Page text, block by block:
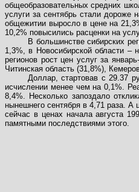
общеобразовательных средних
услуги за сентябрь стали дороже
общежитии выросло в цене на
10,2% повысились расценки на
В большинстве сибирских
1,3%, в Новосибирской области
регионов рост цен услуг за
Читинская область (31,8%),
Доллар, стартовав с 29.37
исчислении менее чем на 0,1%.
8,4%. Несколько запоздало
нынешнего сентября в 4,71 раза. А
сейчас в ценах начала августа
памятными последствиями этого.